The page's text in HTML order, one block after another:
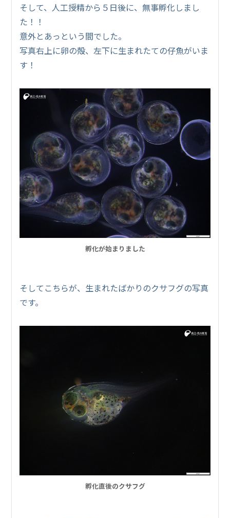
そして、人工授精から５日後に、無事孵化しまし
た！！
意外とあっという間でした。
写真右上に卵の殻、左下に生まれたての仔魚がいま
す！
孵化が始まりました
そしてこちらが、生まれたばかりのクサフグの写真
です。
孵化直後のクサフグ